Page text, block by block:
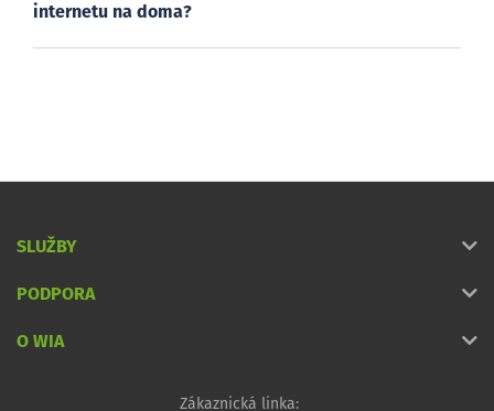
internetu na doma?
SLUŽBY
PODPORA
O WIA
Zákaznická linka: